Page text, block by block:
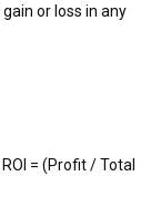
or loss in any
= (Profit / Total